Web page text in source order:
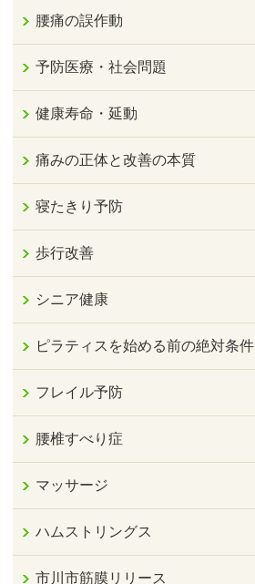
腰痛の誤作動
予防医療・社会問題
健康寿命・延動
痛みの正体と改善の本質
寝たきり予防
歩行改善
シニア健康
ピラティスを始める前の絶対条件
フレイル予防
腰椎すべり症
マッサージ
ハムストリングス
市川市筋膜リリース